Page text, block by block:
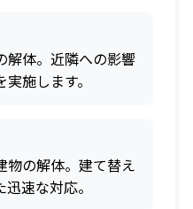
解体。近隣への影響
施します。
物の解体。建て替え
速な対応。